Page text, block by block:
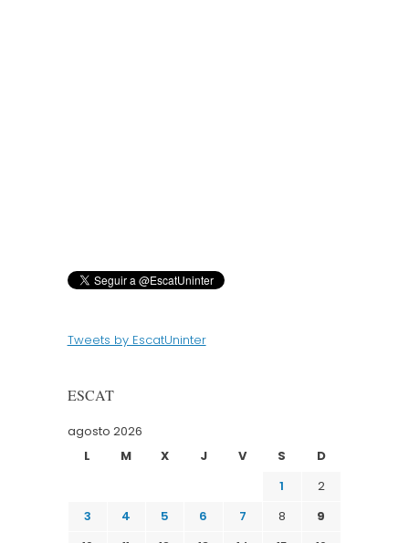
Tweets by EscatUninter
ESCAT
agosto 2026
L
M X J V S
D
1
2
3
4 5 6 7 8
9